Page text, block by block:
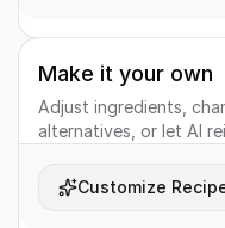
Make it your own
Adjust ingredients,
alternatives, or let AI
Customize